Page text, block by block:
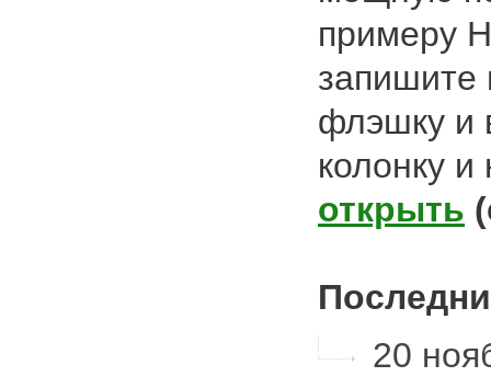
примеру
запишите
флэшку и
колонку
открыть
20